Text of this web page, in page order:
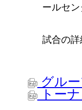
ールセ
試合の
グル
トー